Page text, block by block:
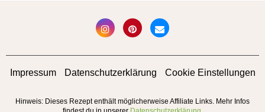
Impressum Datenschutzerklärung Cookie Einstellungen
Hinweis: Dieses Rezept enthält möglicherweise Affiliate Links. Mehr Infos